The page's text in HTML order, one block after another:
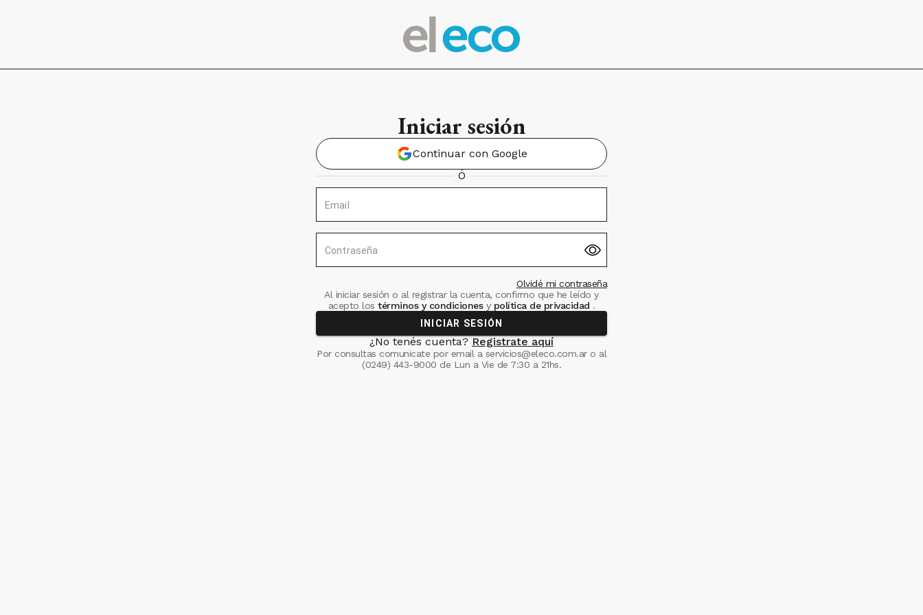
Iniciar sesión
Continuar con Google
Ó
Email
Contraseña
Olvidé mi contraseña
Al iniciar sesión o al registrar la cuenta, confirmo que he leído y
acepto los términos y condiciones ypolítica de privacidad .
INICIAR SESIÓN
¿No tenés cuenta? Registrate aquí
Por consultas comunicate por email a servicios@eleco.com.aro al
(0249) 443-9000 de Lun a Vie de 7:30 a 21hs.